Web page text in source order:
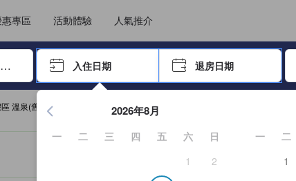
專區 活動體驗 人氣推介
尋找，再按Enter鍵選擇
入住日期 退房日期
按Enter鍵開始瀏覽日期選擇器，並使用方向鍵瀏覽入住和
2026年8月
一 二 三 四 五 六
日
1
2
一 二
1
溫泉(舊：安比高原溫泉酒店)